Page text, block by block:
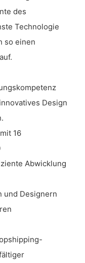
des
Technologie
so einen
Design
16
Abwicklung
und Designern